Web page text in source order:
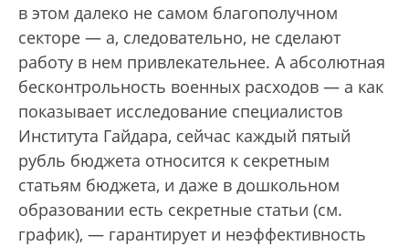
в этом далеко не самом благополучном
секторе — а, следовательно, не сделают
работу в нем привлекательнее. А абсолютная
бесконтрольность военных расходов — а как
показывает исследование специалистов
Института Гайдара, сейчас каждый пятый
рубль бюджета относится к секретным
статьям бюджета, и даже в дошкольном
образовании есть секретные статьи (см.
график), — гарантирует и неэффективность